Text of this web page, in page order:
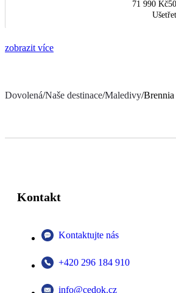
71 990 Kč
zobrazit více
Dovolená/Naše destinace/Maledivy/
Kontakt
Kontaktujte nás
+420 296 184 910
info@cedok.cz